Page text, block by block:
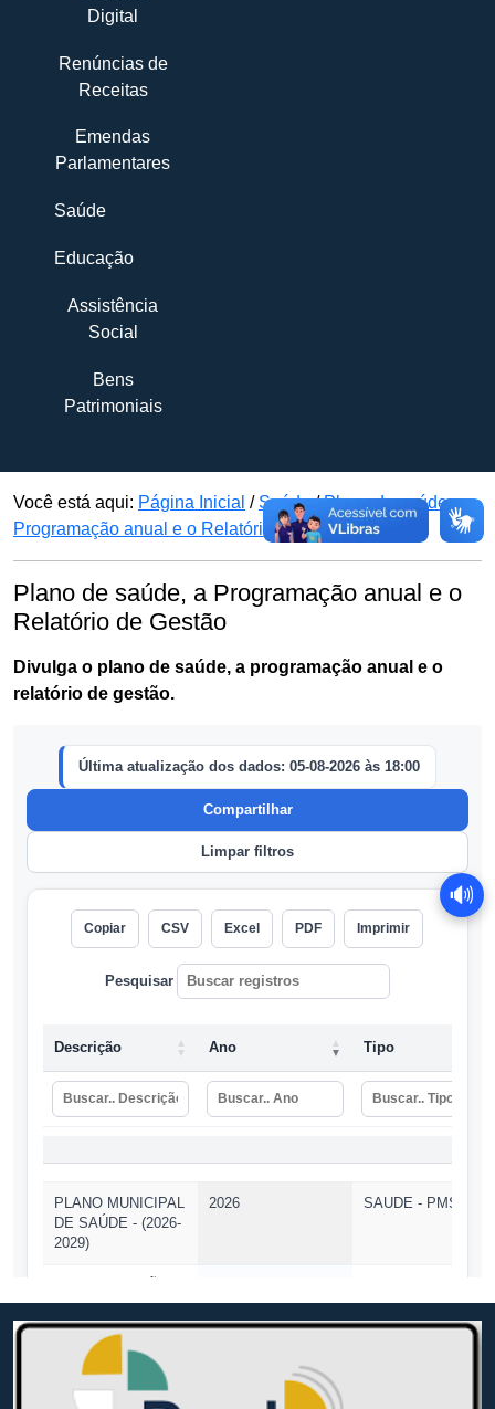
🔊
Digital
Renúncias de
Receitas
Emendas
Parlamentares
Saúde
Educação
Assistência
Social
Bens
Patrimoniais
Você está aqui: Página Inicial / Saúde/Plano de saúde, a
Programação anual e o Relatório de Gestão
Plano de saúde, a Programação anual e o
Relatório de Gestão
Divulga o plano de saúde, a programação anual e o
relatório de gestão.